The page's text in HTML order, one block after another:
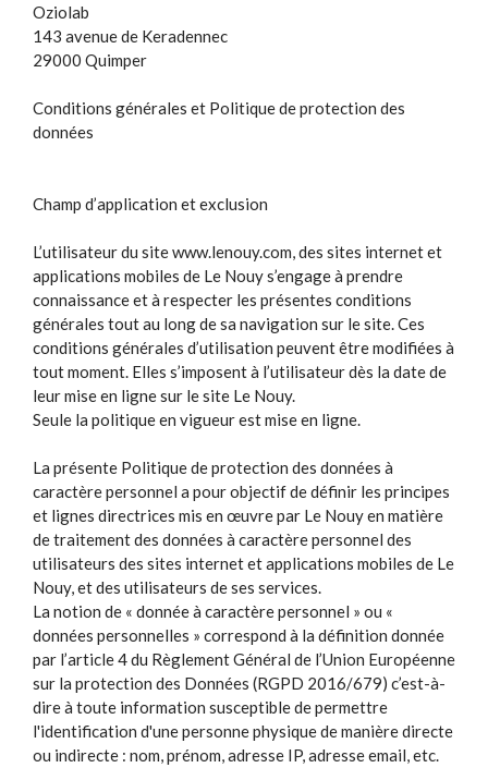
Oziolab
143 avenue de Keradennec
29000 Quimper
Conditions générales et Politique de protection des
données
Champ d’application et exclusion
L’utilisateur du site www.lenouy.com, des sites internet et
applications mobiles de Le Nouy s’engage à prendre
connaissance et à respecter les présentes conditions
générales tout au long de sa navigation sur le site. Ces
conditions générales d’utilisation peuvent être modifiées à
tout moment. Elles s’imposent à l’utilisateur dès la date de
leur mise en ligne sur le site Le Nouy.
Seule la politique en vigueur est mise en ligne.
La présente Politique de protection des données à
caractère personnel a pour objectif de définir les principes
et lignes directrices mis en œuvre par Le Nouy en matière
de traitement des données à caractère personnel des
utilisateurs des sites internet et applications mobiles de Le
Nouy, et des utilisateurs de ses services.
La notion de « donnée à caractère personnel » ou «
données personnelles » correspond à la définition donnée
par l’article 4 du Règlement Général de l’Union Européenne
sur la protection des Données (RGPD 2016/679) c’est-à-
dire à toute information susceptible de permettre
l'identification d'une personne physique de manière directe
ou indirecte : nom, prénom, adresse IP, adresse email, etc.